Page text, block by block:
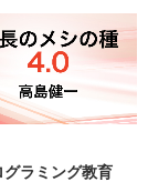
ラミング教育